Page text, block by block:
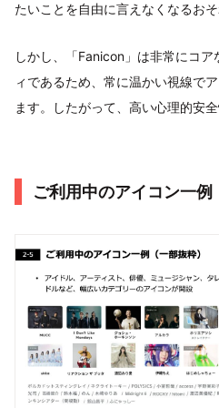
たいことを自由に言えなくなるおそ
しかし、「Fanicon」は非常にコ
ィであるため、常に温かい視線で
ます。したがって、高い心理的安
ご利用中のアイコン一例